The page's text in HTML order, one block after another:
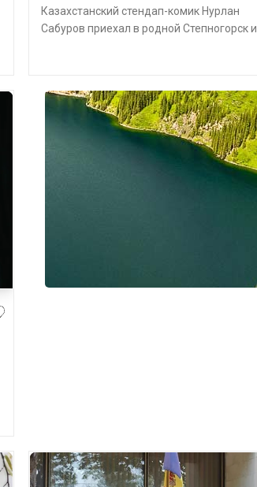
Казахстанский стендап-комик Нурлан
Сабуров приехал в родной Степногорск и